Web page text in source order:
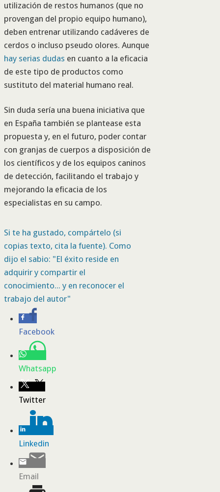
utilización de restos humanos (que no
provengan del propio equipo humano),
deben entrenar utilizando cadáveres de
cerdos o incluso pseudo olores. Aunque
hay serias dudas en cuanto a la eficacia
de este tipo de productos como
sustituto del material humano real.
Sin duda sería una buena iniciativa que
en España también se plantease esta
propuesta y, en el futuro, poder contar
con granjas de cuerpos a disposición de
los científicos y de los equipos caninos
de detección, facilitando el trabajo y
mejorando la eficacia de los
especialistas en su campo.
Si te ha gustado, compártelo (si
copias texto, cita la fuente). Como
dijo el sabio: "El éxito reside en
adquirir y compartir el
conocimiento... y en reconocer el
trabajo del autor"
Facebook
Whatsapp
Twitter
Linkedin
Email